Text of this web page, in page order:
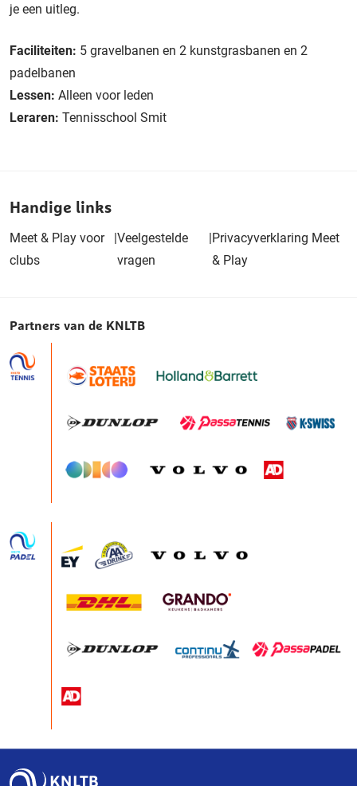
je een uitleg.
Faciliteiten: 5 gravelbanen en 2 kunstgrasbanen en 2
padelbanen
Lessen: Alleen voor leden
Leraren: Tennisschool Smit
Handige links
Meet & Play voor
clubs
|Veelgestelde
vragen
|Privacyverklaring Meet
& Play
Partners van de KNLTB